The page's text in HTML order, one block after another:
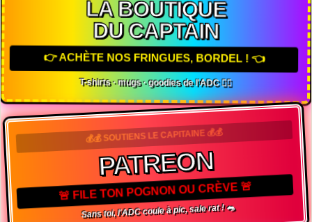
LA BOUTIQUE
DU CAPTAIN
👉 ACHÈTE NOS FRINGUES, BORDEL ! 👈
T-shirts · mugs · goodies de l'ADC 🏴‍☠️
💰💰 SOUTIENS LE CAPITAINE 💰💰
PATREON
🚨 FILE TON POGNON OU CRÈVE 🚨
Sans toi, l'ADC coule à pic, sale rat ! 🐀